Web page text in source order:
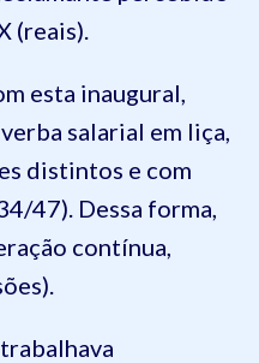
(reais).
esta inaugural,
salarial em liça,
distintos e com
47). Dessa forma,
contínua,